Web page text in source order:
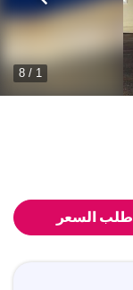
1 / 8
اطلب السعر